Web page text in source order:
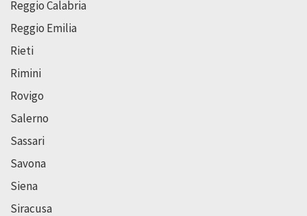
Reggio Calabria
Reggio Emilia
Rieti
Rimini
Rovigo
Salerno
Sassari
Savona
Siena
Siracusa